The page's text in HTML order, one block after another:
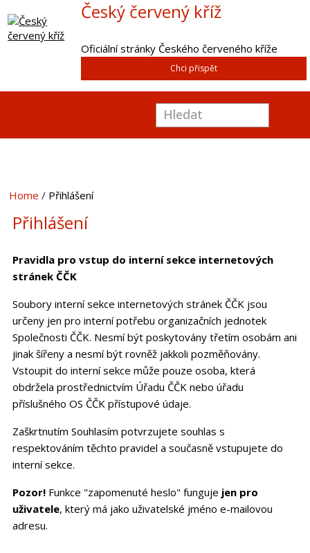
Český červený kříž
Oficiální stránky Českého červeného kříže
Chci přispět
Home Přihlášení
Přihlášení
Pravidla pro vstup do interní sekce internetových
stránek ČČK
Soubory interní sekce internetových stránek ČČK jsou
určeny jen pro interní potřebu organizačních jednotek
Společnosti ČČK. Nesmí být poskytovány třetím osobám ani
jinak šířeny a nesmí být rovněž jakkoli pozměňovány.
Vstoupit do interní sekce může pouze osoba, která
obdržela prostřednictvím Úřadu ČČK nebo úřadu
příslušného OS ČČK přístupové údaje.
Zaškrtnutím Souhlasím potvrzujete souhlas s
respektováním těchto pravidel a současně vstupujete do
interní sekce.
Pozor!Funkce "zapomenuté heslo" funguje jen pro
uživatele, který má jako uživatelské jméno e-mailovou
adresu.